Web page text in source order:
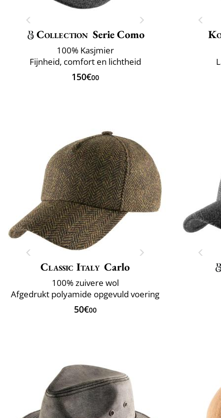
Collection Serie Como
100% Kasjmier
Fijnheid, comfort en lichtheid
150€00
Classic Italy Carlo
100% zuivere wol
Afgedrukt polyamide opgevuld voering
50€00